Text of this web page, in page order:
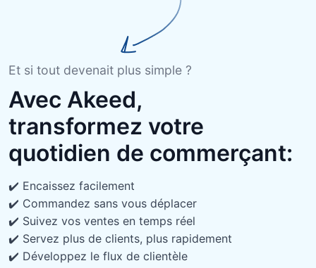
Et si tout devenait plus simple ?
Avec Akeed,
transformez votre
quotidien de commerçant:
✔️ Encaissez facilement
✔️ Commandez sans vous déplacer
✔️ Suivez vos ventes en temps réel
✔️ Servez plus de clients, plus rapidement
✔️ Développez le flux de clientèle